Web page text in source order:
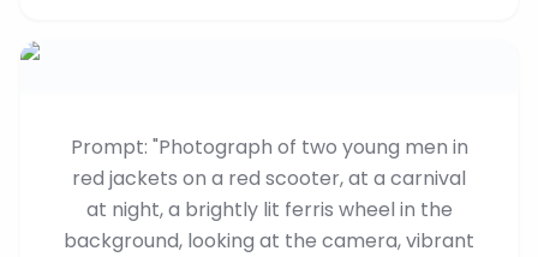
Prompt: "Photograph of two young men in
red jackets on a red scooter, at a carnival
at night, a brightly lit ferris wheel in the
background, looking at the camera, vibrant